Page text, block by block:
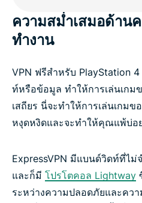
ความสม่ำเสมอด้าน
ทำงาน
VPN ฟรีสำหรับ PlayStation
ท์หรือข้อมูล ทำให้การเล่นเก
เสถียร นี่จะทำให้การเล่นเกม
หงุดหงิดและจะทำให้คุณแพ้บ่อ
ExpressVPN มีแบนด์วิดท์ที่ไม่
และก็มี โปรโตคอล Lightway
ระหว่างความปลอดภัยและควา